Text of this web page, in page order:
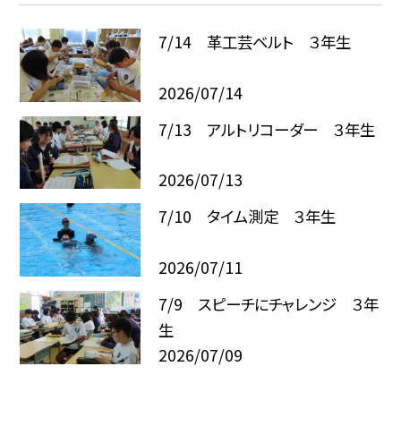
7/14 革工芸ベルト ３年生
2026/07/14
7/13 アルトリコーダー ３年生
2026/07/13
7/10 タイム測定 ３年生
2026/07/11
7/9 スピーチにチャレンジ ３年
生
2026/07/09